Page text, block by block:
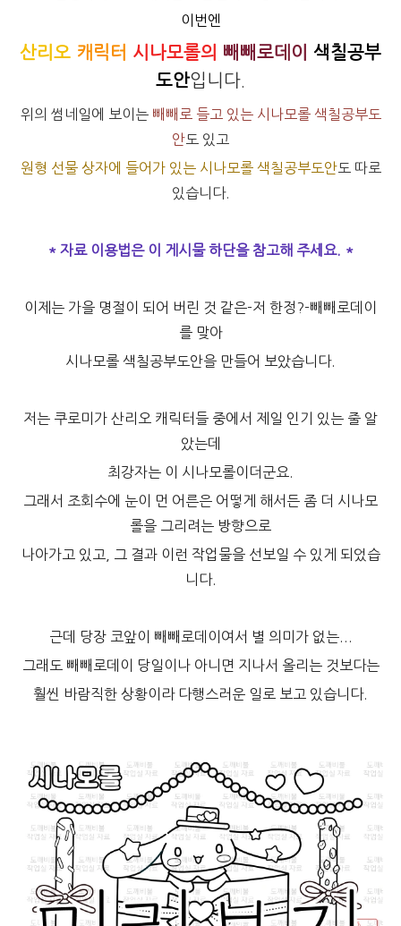
이번엔
산리오 캐릭터 시나모롤의 빼빼로데이
색칠공부
도안입니다.
위의 썸네일에 보이는 빼빼로 들고 있는 시나모롤 색칠공부도
안도 있고
원형 선물 상자에 들어가 있는 시나모롤 색칠공부도안도 따로
있습니다.
* 자료 이용법은 이 게시물 하단을 참고해 주세요. *
이제는 가을 명절이 되어 버린 것 같은-저 한정?-빼빼로데이
를 맞아
시나모롤 색칠공부도안을 만들어 보았습니다.
저는 쿠로미가 산리오 캐릭터들 중에서 제일 인기 있는 줄 알
았는데
최강자는 이 시나모롤이더군요.
그래서 조회수에 눈이 먼 어른은 어떻게 해서든 좀 더 시나모
롤을 그리려는 방향으로
나아가고 있고, 그 결과 이런 작업물을 선보일 수 있게 되었습
니다.
근데 당장 코앞이 빼빼로데이여서 별 의미가 없는...
그래도 빼빼로데이 당일이나 아니면 지나서 올리는 것보다는
훨씬 바람직한 상황이라 다행스러운 일로 보고 있습니다.